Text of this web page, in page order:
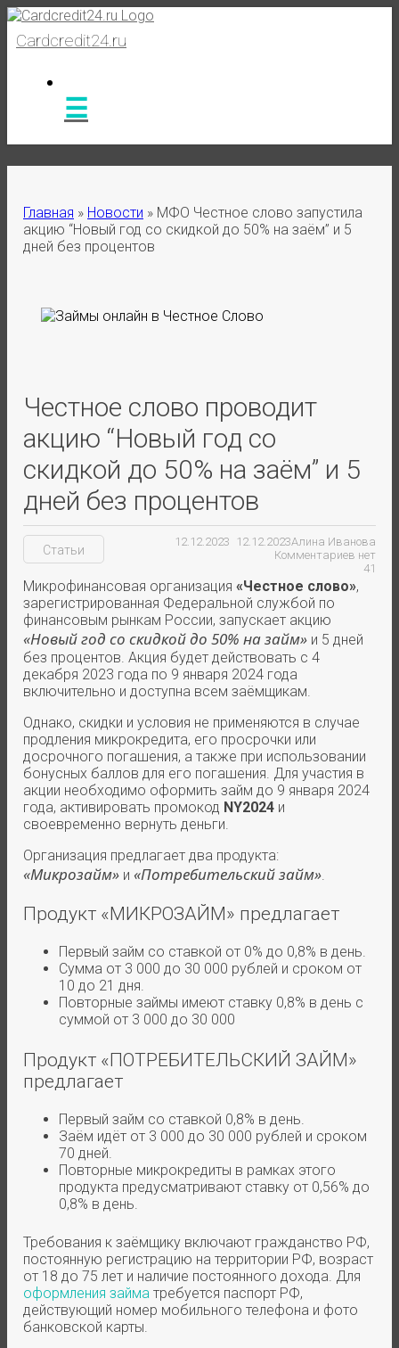
Cardcredit24.ru
Главная » Новости » МФО Честное слово запустила
акцию “Новый год со скидкой до 50% на заём” и 5
дней без процентов
Честное слово проводит
акцию “Новый год со
скидкой до 50% на заём” и 5
дней без процентов
Статьи
12.12.2023 12.12.2023Алина Иванова
Комментариев нет
41
Микрофинансовая организация «Честное слово»,
зарегистрированная Федеральной службой по
финансовым рынкам России, запускает акцию
«Новый год со скидкой до 50% на займ» и 5 дней
без процентов. Акция будет действовать с 4
декабря 2023 года по 9 января 2024 года
включительно и доступна всем заёмщикам.
Однако, скидки и условия не применяются в случае
продления микрокредита, его просрочки или
досрочного погашения, а также при использовании
бонусных баллов для его погашения. Для участия в
акции необходимо оформить займ до 9 января 2024
года, активировать промокод NY2024 и
своевременно вернуть деньги.
Организация предлагает два продукта:
«Микрозайм» и «Потребительский займ».
Продукт «МИКРОЗАЙМ» предлагает
Первый займ со ставкой от 0% до 0,8% в день.
Сумма от 3 000 до 30 000 рублей и сроком от
10 до 21 дня.
Повторные займы имеют ставку 0,8% в день с
суммой от 3 000 до 30 000
Продукт «ПОТРЕБИТЕЛЬСКИЙ ЗАЙМ»
предлагает
Первый займ со ставкой 0,8% в день.
Заём идёт от 3 000 до 30 000 рублей и сроком
70 дней.
Повторные микрокредиты в рамках этого
продукта предусматривают ставку от 0,56% до
0,8% в день.
Требования к заёмщику включают гражданство РФ,
постоянную регистрацию на территории РФ, возраст
от 18 до 75 лет и наличие постоянного дохода. Для
оформления займа требуется паспорт РФ,
действующий номер мобильного телефона и фото
банковской карты.